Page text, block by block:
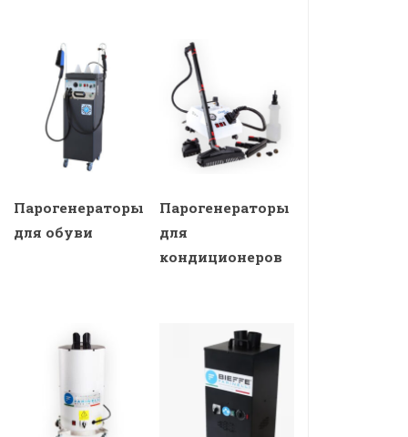
Парогенераторы
для обуви
Парогенераторы
для
кондиционеров